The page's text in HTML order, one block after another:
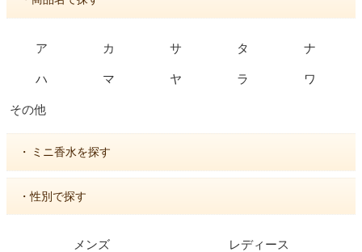
ア カ サ タ ナ
ハ マ ヤ ラ ワ
その他
・ ミニ香水を探す
・性別で探す
メンズ レディース